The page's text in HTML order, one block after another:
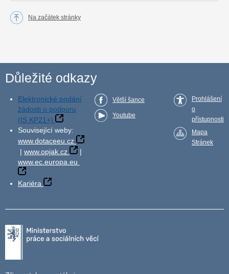
Na začátek stránky
Důležité odkazy
Elektronické podání
žádosti o podporu
(IS KP21+)
Související weby:
www.dotaceeu.cz
| www.opjak.cz
|
www.ec.europa.eu
Kariéra
Větší šance
Youtube
Prohlášení
o
přístupnosti
Mapa
Stránek